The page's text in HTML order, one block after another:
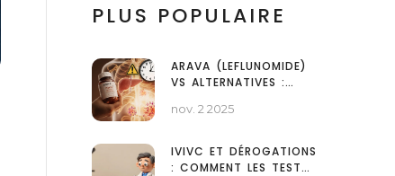
PLUS POPULAIRE
ARAVA (LEFLUNOMIDE)
VS ALTERNATIVES :
COMPLÈTE POUR
RHUMATOÏDE
nov. 2 2025
IVIVC ET DÉROGATIONS
: COMMENT LES TESTS